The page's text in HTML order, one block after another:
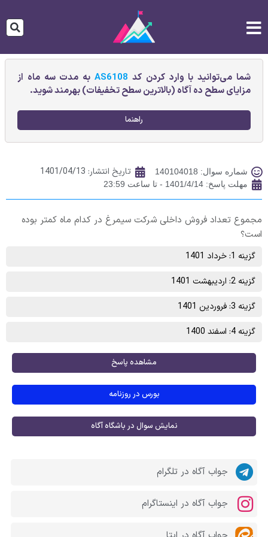
شما می‌توانید با وارد کردن کد AS6108به مدت سه ماه از
مزایای سطح ده آگاه (بالاترین سطح تخفیفات) بهرمند شوید.
راهنما
شماره سوال: 140104018 تاریخ انتشار: 1401/04/13
مهلت پاسخ: 1401/4/14 - تا ساعت 23:59
مجموع تعداد فروش داخلی شرکت سیمرغ در کدام ماه کمتر بوده
است؟
گزینه 1: خرداد 1401
گزینه 2: اردیبهشت 1401
گزینه 3: فروردین 1401
گزینه 4: اسفند 1400
مشاهده پاسخ
بورس در روزنامه
نمایش سوال در باشگاه آگاه
جواب آگاه در تلگرام
جواب آگاه در اینستاگرام